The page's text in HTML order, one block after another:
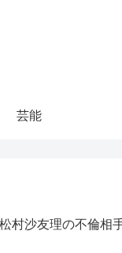
芸能
村沙友理の不倫相